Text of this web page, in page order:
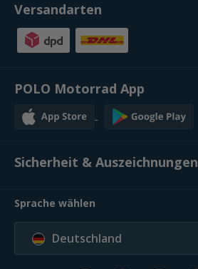
Versandarten
POLO Motorrad App
Sicherheit & Auszeichnungen
Sprache wählen
Deutschland